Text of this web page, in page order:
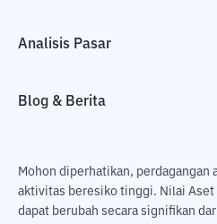
Analisis Pasar
Blog & Berita
Mohon diperhatikan, perdagangan
aktivitas beresiko tinggi. Nilai
dapat berubah secara signifikan